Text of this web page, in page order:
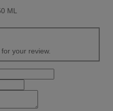
ML
your review.